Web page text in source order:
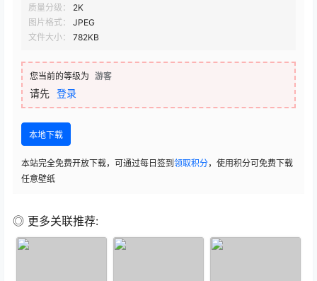
质量分级：
2K
图片格式：
JPEG
文件大小：
782KB
您当前的等级为 游客
请先 登录
本地下载
本站完全免费开放下载，可通过每日签到 领取积分，使用积分可免费下载
任意壁纸
◎ 更多关联推荐: